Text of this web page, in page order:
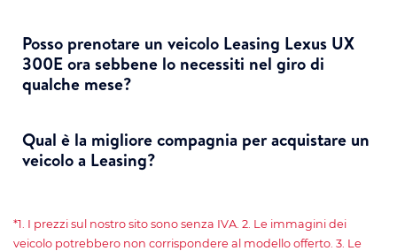
Posso prenotare un veicolo Leasing Lexus UX
300E ora sebbene lo necessiti nel giro di
qualche mese?
Qual è la migliore compagnia per acquistare un
veicolo a Leasing?
*1. I prezzi sul nostro sito sono senza IVA. 2. Le immagini dei
veicolo potrebbero non corrispondere al modello offerto. 3. Le